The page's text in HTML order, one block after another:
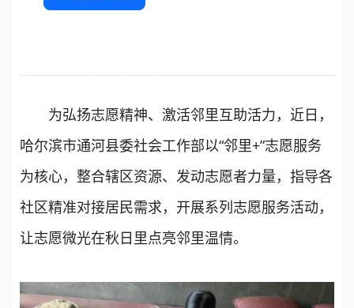
为弘扬志愿精神、激活邻里互助活力，近日，
哈尔滨市通河县委社会工作部以“邻里+”志愿服务
为核心，整合辖区资源、发动志愿者力量，指导各
社区精准对接居民需求，开展系列志愿服务活动，
让志愿微光在秋日里点亮邻里温情。